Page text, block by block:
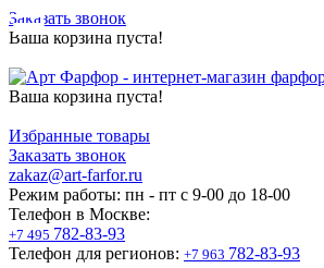
Заказать звонок
Ваша корзина пуста!
Ваша корзина пуста!
Избранные товары
Заказать звонок
zakaz@art-farfor.ru
Режим работы: пн - пт c 9-00 до 18-00
Телефон в Москве:
+7 495 782-83-93
Телефон для регионов: +7 963 782-83-93